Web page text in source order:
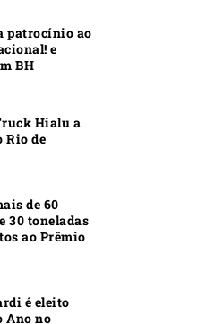
patrocínio ao
e
BH
Hialu a
Rio de
de 60
30 toneladas
ao Prêmio
é eleito
Ano no